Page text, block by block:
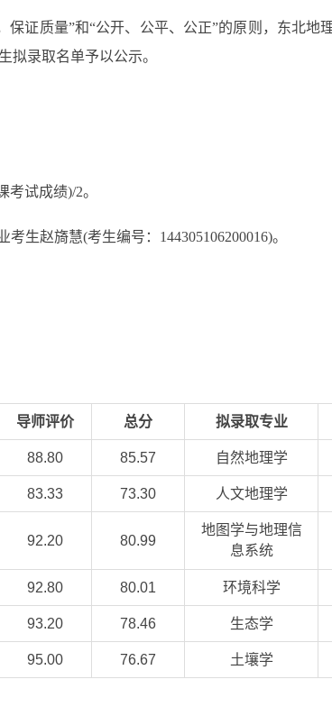
质量”和“公开、公平、公正”的原则，东北地
拟录取名单予以公示。
试成绩)/2。
赵旖慧(考生编号：144305106200016)。
导师评价 总分 拟录取专业
88.80 85.57 自然地理学
83.33 73.30 人文地理学
92.20 80.99
地图学与地理信
息系统
92.80 80.01 环境科学
93.20 78.46 生态学
95.00 76.67 土壤学